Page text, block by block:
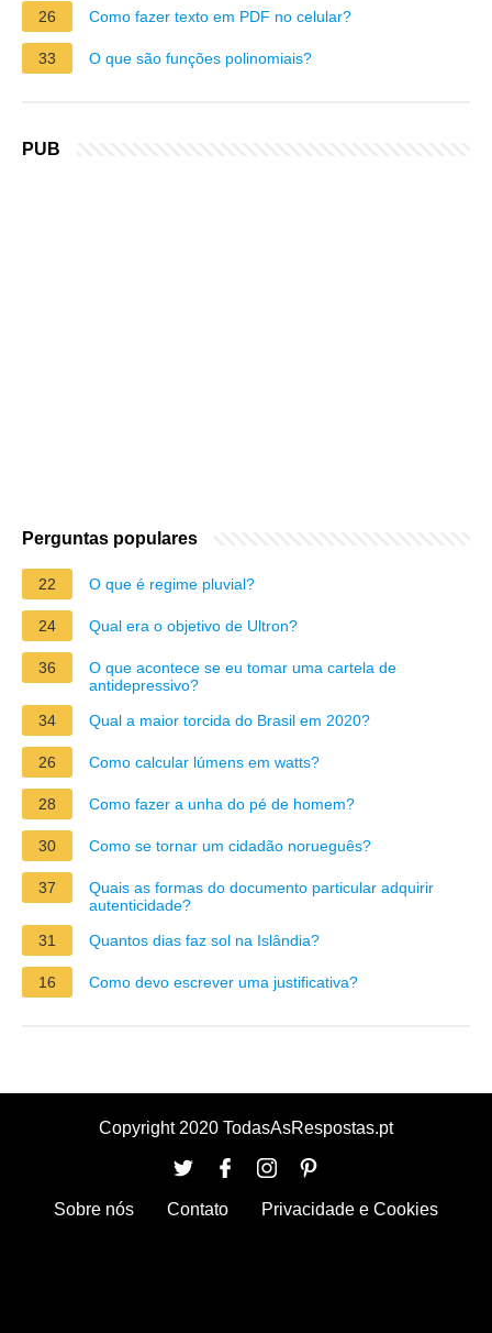
26
Como fazer texto em PDF no celular?
33 O que são funções polinomiais?
PUB
Perguntas populares
22 O que é regime pluvial?
24 Qual era o objetivo de Ultron?
36
O que acontece se eu tomar uma cartela de
antidepressivo?
34
Qual a maior torcida do Brasil em 2020?
26 Como calcular lúmens em watts?
28 Como fazer a unha do pé de homem?
30 Como se tornar um cidadão norueguês?
37
Quais as formas do documento particular adquirir
autenticidade?
31
Quantos dias faz sol na Islândia?
16 Como devo escrever uma justificativa?
Copyright 2020 TodasAsRespostas.pt
Sobre nós Contato Privacidade e Cookies